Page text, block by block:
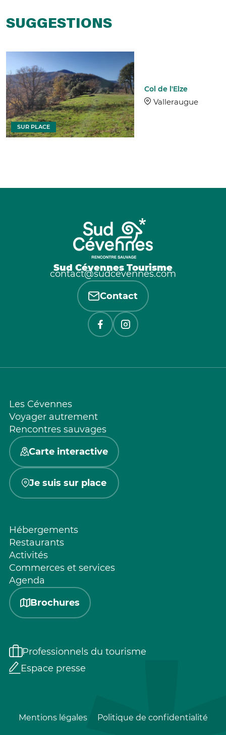
SUGGESTIONS
Col de l'Elze
Valleraugue
SUR PLACE
Sud Cévennes Tourisme
contact@sudcevennes.com
Contact
Les Cévennes
Voyager autrement
Rencontres sauvages
Carte interactive
Je suis sur place
Hébergements
Restaurants
Activités
Commerces et services
Agenda
Brochures
Professionnels du tourisme
Espace presse
Mentions légales Politique de confidentialité